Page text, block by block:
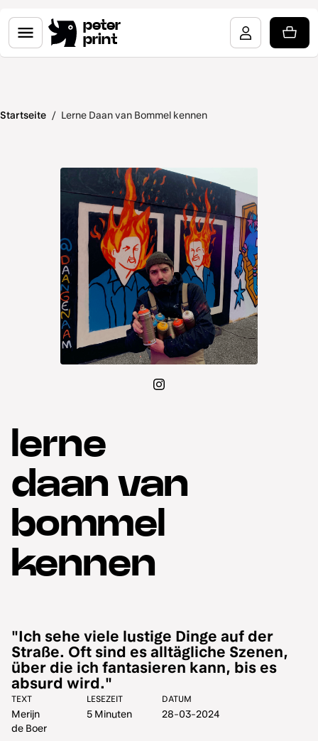
peter
print
Startseite / Lerne Daan van Bommel kennen
lerne
daan van
bommel
kennen
"Ich sehe viele lustige Dinge auf der
Straße. Oft sind es alltägliche Szenen,
über die ich fantasieren kann, bis es
absurd wird."